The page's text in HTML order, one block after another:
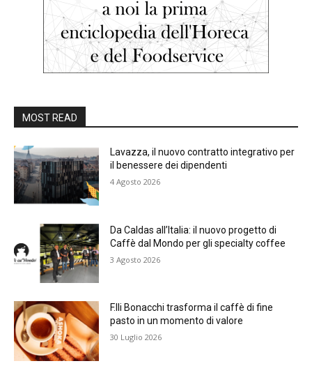
MOST READ
Lavazza, il nuovo contratto integrativo per
il benessere dei dipendenti
4 Agosto 2026
Da Caldas all’Italia: il nuovo progetto di
Caffè dal Mondo per gli specialty coffee
3 Agosto 2026
F.lli Bonacchi trasforma il caffè di fine
pasto in un momento di valore
30 Luglio 2026